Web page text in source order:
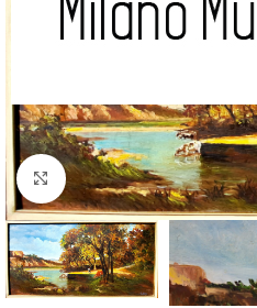
Click to enlarge